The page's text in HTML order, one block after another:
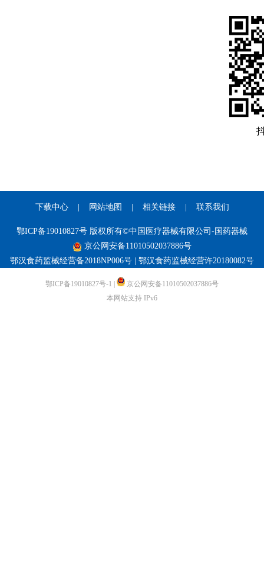
下载中心 网站地图 相关链接 联系我们
鄂ICP备19010827号 版权所有©中国医疗器械有限公司-国药器械
京公网安备11010502037886号
鄂汉食药监械经营备2018NP006号 | 鄂汉食药监械经营许20180082号
鄂ICP备19010827号-1
京公网安备11010502037886号
本网站支持 IPv6